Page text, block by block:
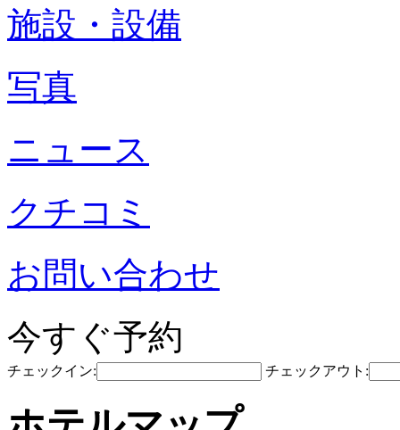
施設・設備
写真
ニュース
クチコミ
お問い合わせ
今すぐ予約
チェックイン: チェックアウト: